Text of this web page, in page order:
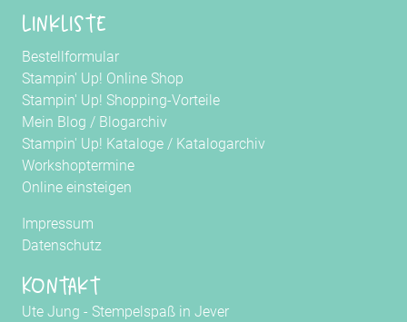
Linkliste
Bestellformular
Stampin' Up! Online Shop
Stampin' Up! Shopping-Vorteile
Mein Blog / Blogarchiv
Stampin' Up! Kataloge / Katalogarchiv
Workshoptermine
Online einsteigen
Impressum
Datenschutz
Kontakt
Ute Jung - Stempelspaß in Jever